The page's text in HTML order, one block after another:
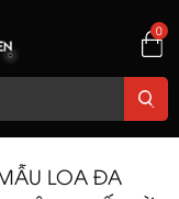
0
MẪU LOA ĐA